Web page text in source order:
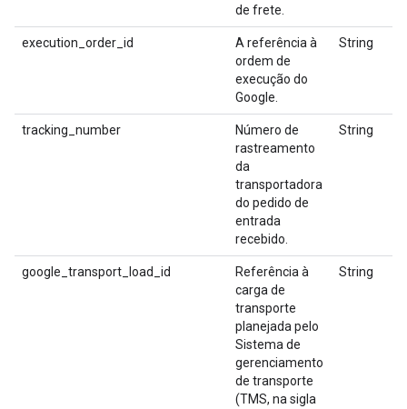
de frete.
execution_order_id
A referência à
ordem de
execução do
Google.
String
tracking_number
Número de
rastreamento
da
transportadora
do pedido de
entrada
recebido.
String
google_transport_load_id
Referência à
carga de
transporte
planejada pelo
Sistema de
gerenciamento
de transporte
(TMS, na sigla
String